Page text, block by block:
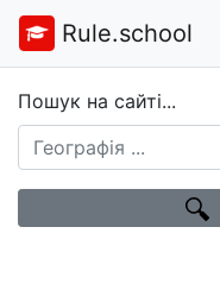
Rule.school
Пошук на сайті...